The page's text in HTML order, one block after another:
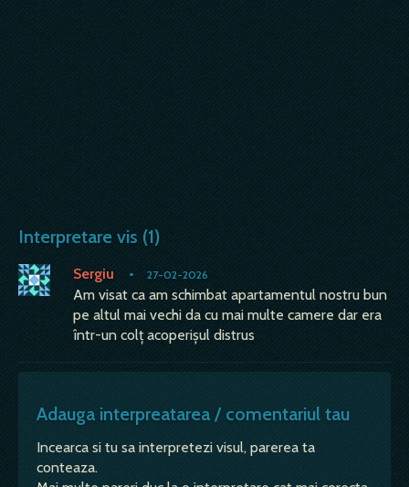
Interpretare vis (1)
Sergiu • 27-02-2026
Am visat ca am schimbat apartamentul nostru bun
pe altul mai vechi da cu mai multe camere dar era
într-un colț acoperişul distrus
Adauga interpreatarea / comentariul tau
Incearca si tu sa interpretezi visul, parerea ta
conteaza.